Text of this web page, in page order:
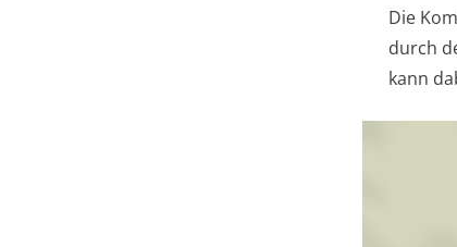
Die
durch
kann